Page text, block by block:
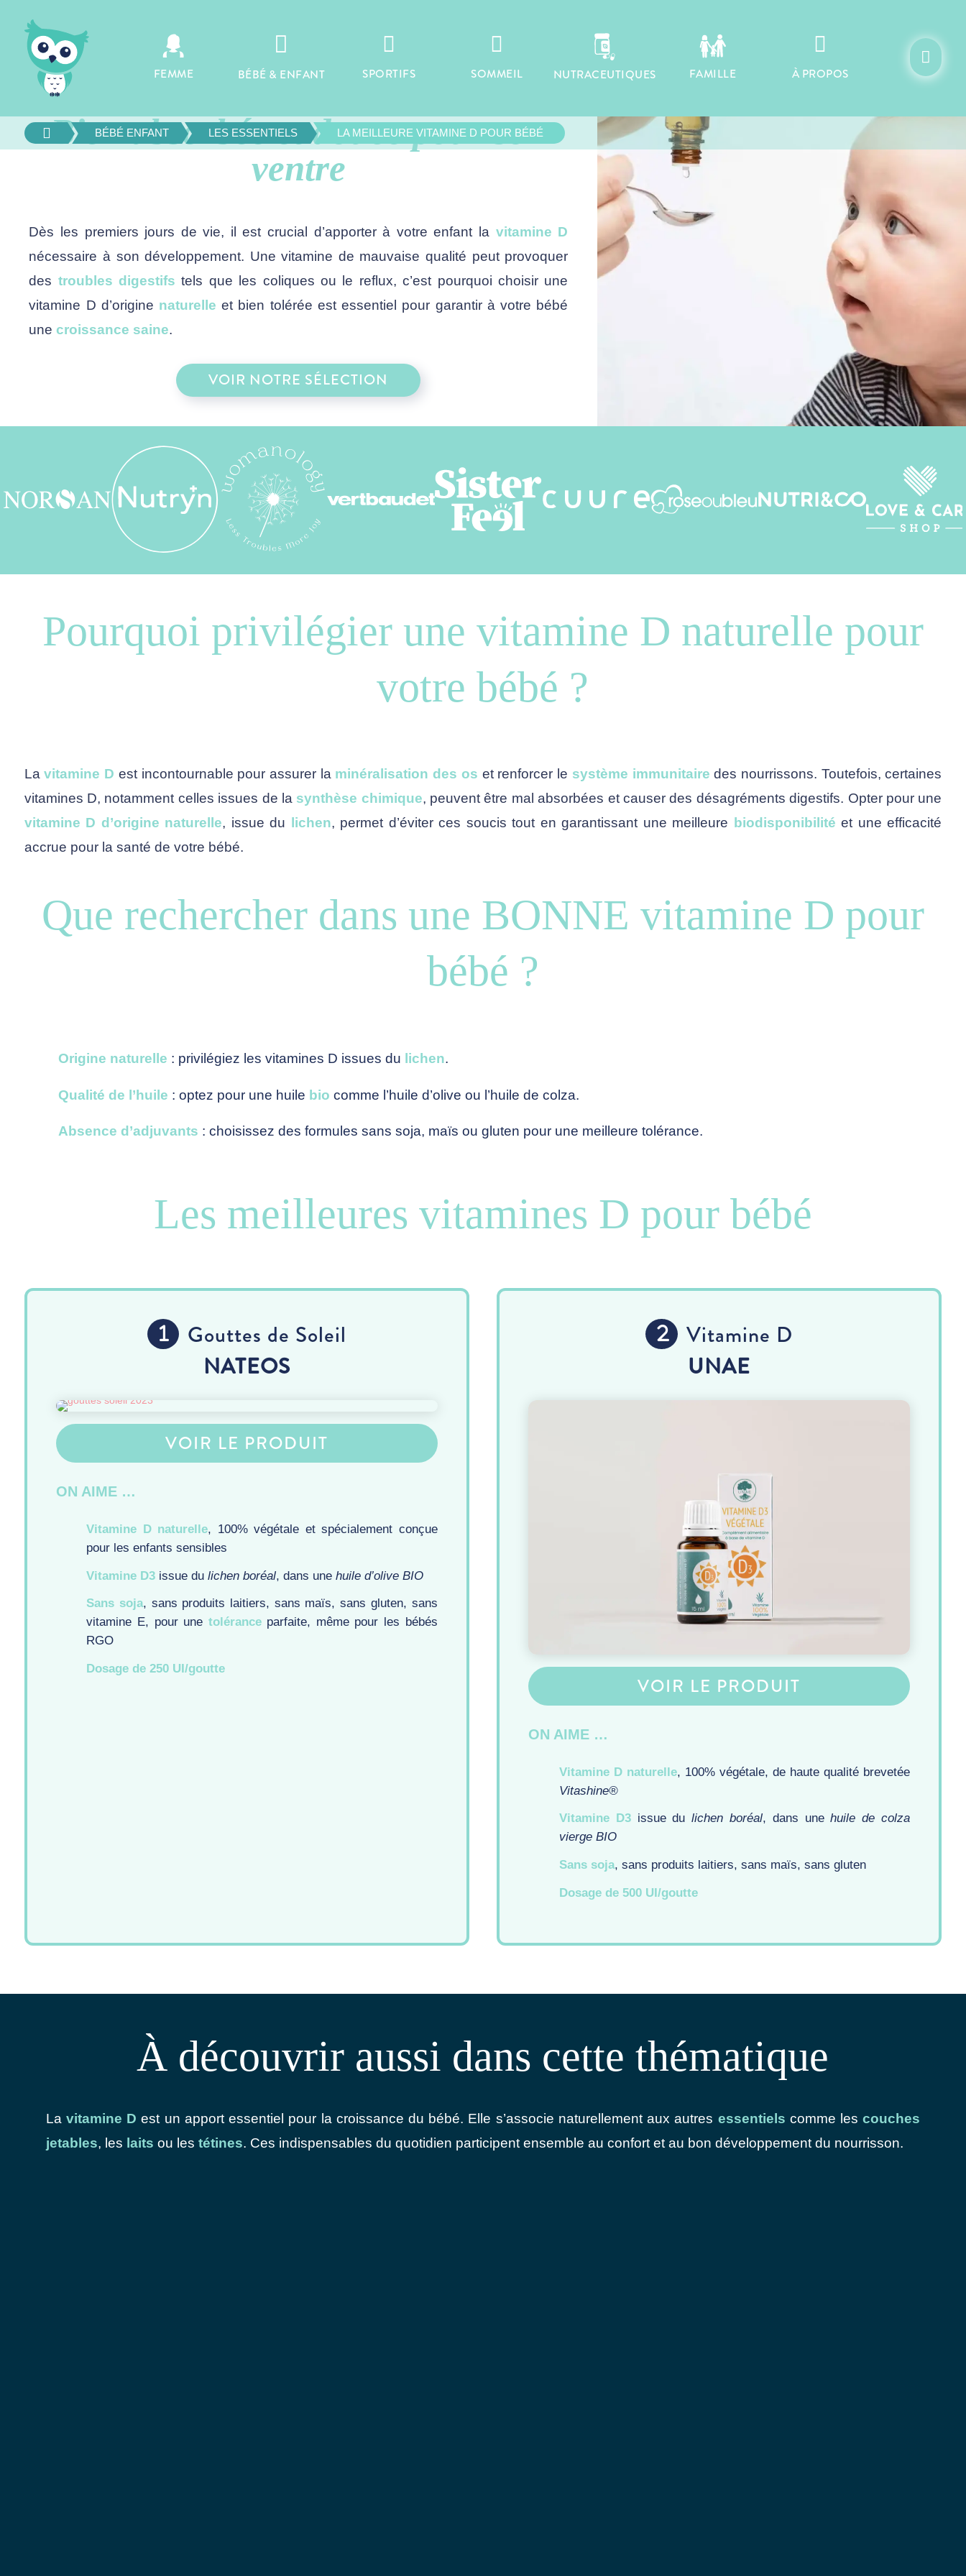
FEMME

BÉBÉ & ENFANT

SPORTIFS

SOMMEIL NUTRACEUTIQUES FAMILLE

À PROPOS

 BÉBÉ ENFANT LES ESSENTIELS LA MEILLEURE VITAMINE D POUR BÉBÉ
LA MEILLEURE VITAMINE D POUR
BÉBÉ
Bien absorbée et douce pour son
ventre
Dès les premiers jours de vie, il est crucial d’apporter à votre enfant la vitamine D
nécessaire à son développement. Une vitamine de mauvaise qualité peut provoquer
des troubles digestifs tels que les coliques ou le reflux, c’est pourquoi choisir une
vitamine D d’origine naturelle et bien tolérée est essentiel pour garantir à votre bébé
unecroissance saine.
VOIR NOTRE SÉLECTION
Pourquoi privilégier une vitamine D naturelle pour
votre bébé ?
Lavitamine D est incontournable pour assurer la minéralisation des os et renforcer le système immunitaire des nourrissons. Toutefois, certaines
vitamines D, notamment celles issues de la synthèse chimique, peuvent être mal absorbées et causer des désagréments digestifs. Opter pour une
vitamine D d’origine naturelle, issue du lichen, permet d’éviter ces soucis tout en garantissant une meilleure biodisponibilité et une efficacité
accrue pour la santé de votre bébé.
Que rechercher dans une BONNE vitamine D pour
bébé ?
Origine naturelle : privilégiez les vitamines D issues du lichen.
Qualité de l’huile : optez pour une huile bio comme l’huile d’olive ou l’huile de colza.
Absence d’adjuvants : choisissez des formules sans soja, maïs ou gluten pour une meilleure tolérance.
Les meilleures vitamines D pour bébé
Gouttes de Soleil
NATEOS
VOIR LE PRODUIT
ON AIME …
Vitamine D naturelle, 100% végétale et spécialement conçue
pour les enfants sensibles
Vitamine D3 issue dulichen boréal, dans unehuile d’olive BIO
Sans soja, sans produits laitiers, sans maïs, sans gluten, sans
vitamine E, pour une toléranceparfaite, même pour les bébés
RGO
Dosage de 250 UI/goutte
Vitamine D
UNAE
VOIR LE PRODUIT
ON AIME …
Vitamine D naturelle, 100% végétale, de haute qualité brevetée
Vitashine®
Vitamine D3issue dulichen boréal, dans unehuile de colza
vierge BIO
Sans soja, sans produits laitiers, sans maïs, sans gluten
Dosage de 500 UI/goutte
À découvrir aussi dans cette thématique
La vitamine D est un apport essentiel pour la croissance du bébé. Elle s’associe naturellement aux autres essentiels comme lescouches
jetables, les laits ou les tétines. Ces indispensables du quotidien participent ensemble au confort et au bon développement du nourrisson.